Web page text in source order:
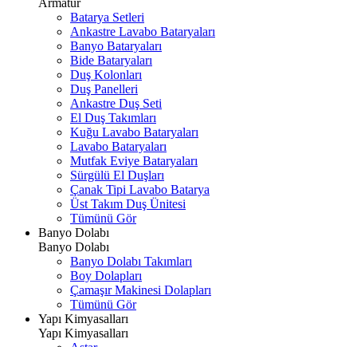
Armatür
Batarya Setleri
Ankastre Lavabo Bataryaları
Banyo Bataryaları
Bide Bataryaları
Duş Kolonları
Duş Panelleri
Ankastre Duş Seti
El Duş Takımları
Kuğu Lavabo Bataryaları
Lavabo Bataryaları
Mutfak Eviye Bataryaları
Sürgülü El Duşları
Çanak Tipi Lavabo Batarya
Üst Takım Duş Ünitesi
Tümünü Gör
Banyo Dolabı
Banyo Dolabı
Banyo Dolabı Takımları
Boy Dolapları
Çamaşır Makinesi Dolapları
Tümünü Gör
Yapı Kimyasalları
Yapı Kimyasalları